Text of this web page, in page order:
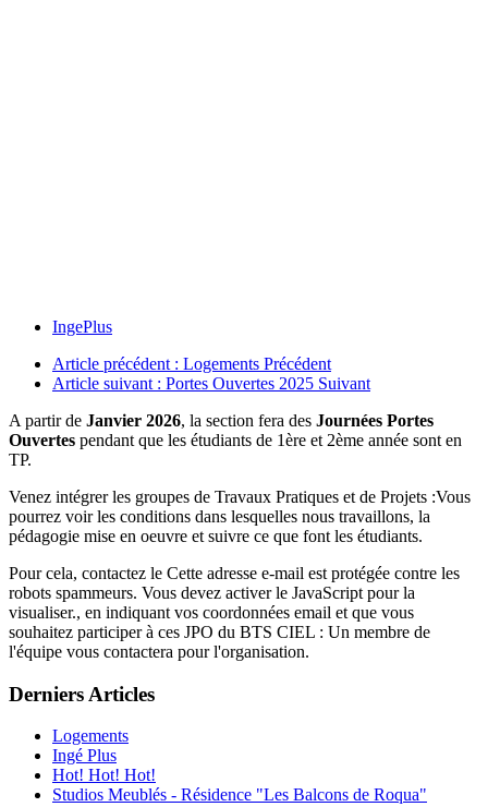
IngePlus
Article précédent : Logements Précédent
Article suivant : Portes Ouvertes 2025 Suivant
A partir de Janvier 2026, la section fera des Journées Portes
Ouvertes pendant que les étudiants de 1ère et 2ème année sont en
TP.
Venez intégrer les groupes de Travaux Pratiques et de Projets :Vous
pourrez voir les conditions dans lesquelles nous travaillons, la
pédagogie mise en oeuvre et suivre ce que font les étudiants.
Pour cela, contactez le Cette adresse e-mail est protégée contre les
robots spammeurs. Vous devez activer le JavaScript pour la
visualiser., en indiquant vos coordonnées email et que vous
souhaitez participer à ces JPO du BTS CIEL : Un membre de
l'équipe vous contactera pour l'organisation.
Derniers Articles
Logements
Ingé Plus
Hot! Hot! Hot!
Studios Meublés - Résidence "Les Balcons de Roqua"